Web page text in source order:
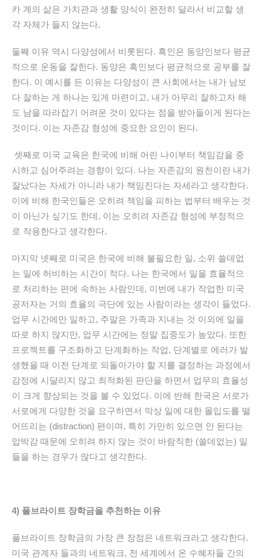
카 계의 삶은 가치관과 생활 양식이 완전히 달라서 비교할 생
각 자체가 들지 않는다.
둘째 이유 역시 다양성에서 비롯된다. 흑인은 동양인보다 평균
적으로 운동을 잘한다. 동양은 흑인보다 평균적으로 공부를 잘
한다. 이 예시를 든 이유는 다양성이 큰 사회에서는 내가 남보
다 잘하는 게 하나는 있게 마련이고, 내가 아무리 잘하고자 해
도 남을 따라잡기 어려운 것이 있다는 점을 받아들이게 된다는
것이다. 이는 자존감 형성에 중요한 요인이 된다.
셋째로 미국 교육은 한국에 비해 어린 나이부터 책임감을 중
시하고 심어주려는 경향이 있다. 나는 자존감의 원천이란 내가
잘났다는 자세가 아니라 내가 책임진다는 자세라고 생각한다.
이에 비해 한국인들은 오히려 책임을 피하는 법부터 배우는 것
이 아닌가 싶기도 한데, 이는 오히려 자존감 형성에 부정적으
로 작용한다고 생각한다.
마지막 넷째로 미국은 한국에 비해 불필요한 일, 소위 쓸데없
는 일에 허비하는 시간이 적다. 나는 한국에서 일을 효율적으
로 처리하는 편에 속하는 사람인데, 이번에 내가 작업한 미국
공저자는 거의 효율의 극단에 있는 사람이라는 생각이 들었다.
업무 시간에만 일하고, 주말은 가족과 지내는 것 이외에 일을
따로 하지 않지만, 업무 시간에는 정말 집중도가 높았다. 또한
프로젝트를 구조화하고 단계화하는 작업, 단계별로 에러가 발
생했을 때 이전 단계로 되돌아가야 할 지를 결정하는 과정에서
감정에 시달리지 않고 최적화된 판단을 하면서 업무의 효율성
이 크게 향상되는 것을 볼 수 있었다. 이에 반해 한국은 서로가
서로에게 다양한 것을 요구하면서 막상 일에 대한 몰입도를 떨
어뜨리는 (distraction) 편이며, 특히 가만히 있으면 안 된다는
압박감 때문에 오히려 하지 않는 것이 바람직한 (쓸데없는) 일
들을 하는 경우가 많다고 생각한다.
4) 풀브라이트 장학금을 추천하는 이유
풀브라이트 장학금의 가장 큰 장점은 네트워크라고 생각한다.
미국 관계자 들과의 네트워크, 전 세계에서 온 수혜자들 간의